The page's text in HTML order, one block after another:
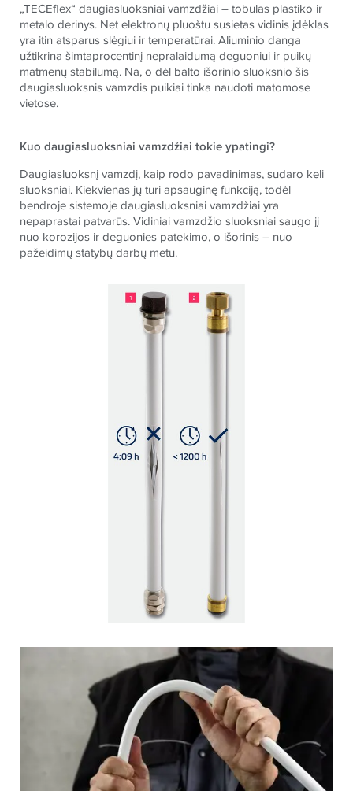
„TECEflex“ daugiasluoksniai vamzdžiai – tobulas plastiko ir
metalo derinys. Net elektronų pluoštu susietas vidinis įdėklas
yra itin atsparus slėgiui ir temperatūrai. Aliuminio danga
užtikrina šimtaprocentinį nepralaidumą deguoniui ir puikų
matmenų stabilumą. Na, o dėl balto išorinio sluoksnio šis
daugiasluoksnis vamzdis puikiai tinka naudoti matomose
vietose.
Kuo daugiasluoksniai vamzdžiai tokie ypatingi?
Daugiasluoksnį vamzdį, kaip rodo pavadinimas, sudaro keli
sluoksniai. Kiekvienas jų turi apsauginę funkciją, todėl
bendroje sistemoje daugiasluoksniai vamzdžiai yra
nepaprastai patvarūs. Vidiniai vamzdžio sluoksniai saugo jį
nuo korozijos ir deguonies patekimo, o išorinis – nuo
pažeidimų statybų darbų metu.